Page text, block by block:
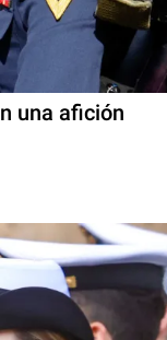
una afición